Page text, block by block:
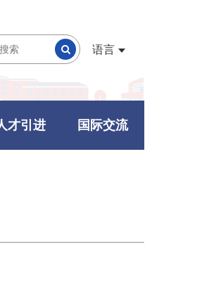
语言
才引进 国际交流